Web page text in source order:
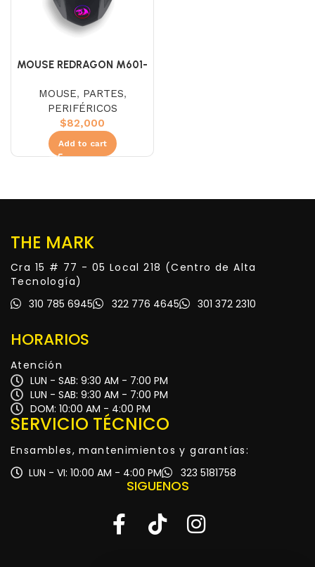
MOUSE REDRAGON M601-
MOUSE, PARTES,
PERIFÉRICOS
$82,000
Add to cart
THE MARK
Cra 15 # 77 - 05 Local 218 (Centro de Alta
Tecnología)
310 785 6945
322 776 4645 301 372 2310
HORARIOS
Atención
LUN - SAB: 9:30 AM - 7:00 PM
LUN - SAB: 9:30 AM - 7:00 PM
DOM: 10:00 AM - 4:00 PM
SERVICIO TÉCNICO
Ensambles, mantenimientos y garantías:
LUN - VI: 10:00 AM - 4:00 PM
323 5181758
SIGUENOS